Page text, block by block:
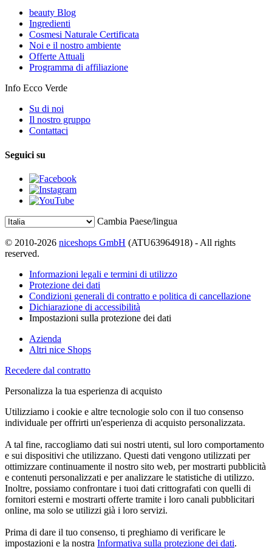
beauty Blog
Ingredienti
Cosmesi Naturale Certificata
Noi e il nostro ambiente
Offerte Attuali
Programma di affiliazione
Info Ecco Verde
Su di noi
Il nostro gruppo
Contattaci
Seguici su
Cambia Paese/lingua
© 2010-2026 niceshops GmbH (ATU63964918) - All rights
reserved.
Informazioni legali e termini di utilizzo
Protezione dei dati
Condizioni generali di contratto e politica di cancellazione
Dichiarazione di accessibilità
Impostazioni sulla protezione dei dati
Azienda
Altri nice Shops
Recedere dal contratto
Personalizza la tua esperienza di acquisto
Utilizziamo i cookie e altre tecnologie solo con il tuo consenso
individuale per offrirti un'esperienza di acquisto personalizzata.
A tal fine, raccogliamo dati sui nostri utenti, sul loro comportamento
e sui dispositivi che utilizzano. Questi dati vengono utilizzati per
ottimizzare continuamente il nostro sito web, per mostrarti pubblicità
e contenuti personalizzati e per analizzare le statistiche di utilizzo.
Inoltre, possiamo confrontare i tuoi dati crittografati con quelli di
fornitori esterni e mostrarti offerte tramite i loro canali pubblicitari
online, ma solo se utilizzi già i loro servizi.
Prima di dare il tuo consenso, ti preghiamo di verificare le
impostazioni e la nostra Informativa sulla protezione dei dati.